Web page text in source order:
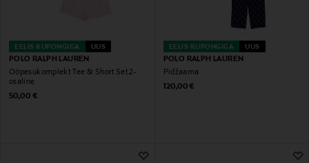
EELIS KUPONGIGA UUS
POLO RALPH LAUREN
Ööpesukomplekt Tee & Short Set 2-
osaline
Original Price
50,00 €
EELIS KUPONGIGA UUS
POLO RALPH LAUREN
Pidžaama
Original Price
120,00 €